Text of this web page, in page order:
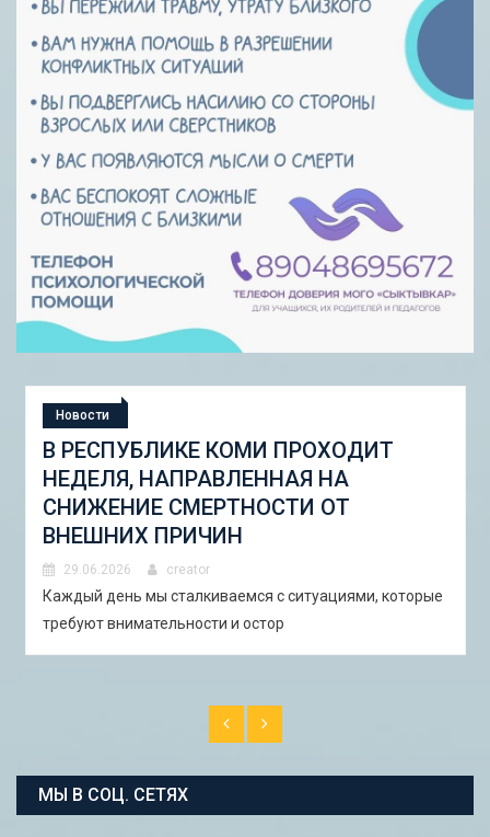
Новости
СТУДЕНЧЕСКАЯ ЭКСПЕДИЦИЯ
«ШКОЛА ГОРОДСКИХ ИЗМЕНЕНИЙ:
ГОРОДСКОЙ НАБОР ИНСТРУМЕНТОВ
И ПИЛОТНЫЕ ПРОЕКТЫ ДЛЯ
АСТРАХАНИ»
29.06.2026 creator
В Астрахани с 5 по 13 сентября 2026 года пройдёт
студенческая экспедиция «Школа горо�
МЫ В СОЦ. СЕТЯХ